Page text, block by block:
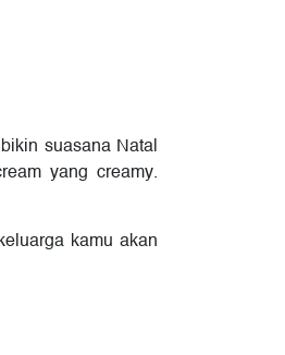
suasana Natal
yang creamy.
kamu akan